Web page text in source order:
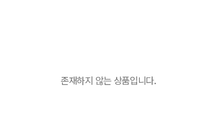
존재하지 않는 상품입니다.